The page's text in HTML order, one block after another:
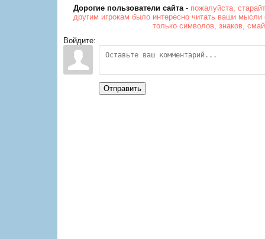
Дорогие пользователи сайта- пожалуйста,
другим игрокам было интересно читать ваши
только символов, знаков,
Войдите:
Отправить